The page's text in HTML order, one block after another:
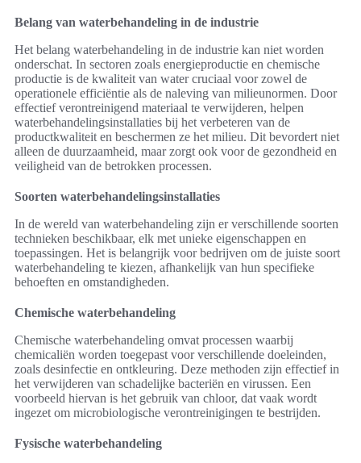
Belang van waterbehandeling in de industrie
Het belang waterbehandeling in de industrie kan niet worden
onderschat. In sectoren zoals energieproductie en chemische
productie is de kwaliteit van water cruciaal voor zowel de
operationele efficiëntie als de naleving van milieunormen. Door
effectief verontreinigend materiaal te verwijderen, helpen
waterbehandelingsinstallaties bij het verbeteren van de
productkwaliteit en beschermen ze het milieu. Dit bevordert niet
alleen de duurzaamheid, maar zorgt ook voor de gezondheid en
veiligheid van de betrokken processen.
Soorten waterbehandelingsinstallaties
In de wereld van waterbehandeling zijn er verschillende soorten
technieken beschikbaar, elk met unieke eigenschappen en
toepassingen. Het is belangrijk voor bedrijven om de juiste soort
waterbehandeling te kiezen, afhankelijk van hun specifieke
behoeften en omstandigheden.
Chemische waterbehandeling
Chemische waterbehandeling omvat processen waarbij
chemicaliën worden toegepast voor verschillende doeleinden,
zoals desinfectie en ontkleuring. Deze methoden zijn effectief in
het verwijderen van schadelijke bacteriën en virussen. Een
voorbeeld hiervan is het gebruik van chloor, dat vaak wordt
ingezet om microbiologische verontreinigingen te bestrijden.
Fysische waterbehandeling